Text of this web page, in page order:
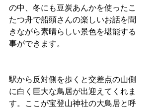
の中、冬にも豆炭あんかを使ったこ
たつ舟で船頭さんの楽しいお話を聞
きながら素晴らしい景色を堪能する
事ができます。
駅から反対側を歩くと交差点の山側
に白く巨大な鳥居が出迎えてくれま
す。ここが宝登山神社の大鳥居と呼